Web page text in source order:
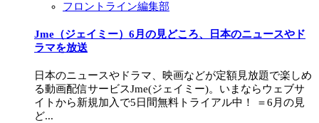
フロントライン編集部
Jme（ジェイミー）6月の見どころ、日本のニュースやド
ラマを放送
日本のニュースやドラマ、映画などが定額見放題で楽しめ
る動画配信サービスJme(ジェイミー)。いまならウェブサ
イトから新規加入で5日間無料トライアル中！ ＝6月の見
ど...